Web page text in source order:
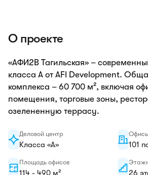
О проекте
«АФИ2B Тагильская» –
класса А от AFI Development.
комплекса – 60 700 м², включая
помещения, торговые зоны,
озелененную террасу.
Деловой центр
Класса «А» 101
Площадь офисов
114 - 490 м² 26